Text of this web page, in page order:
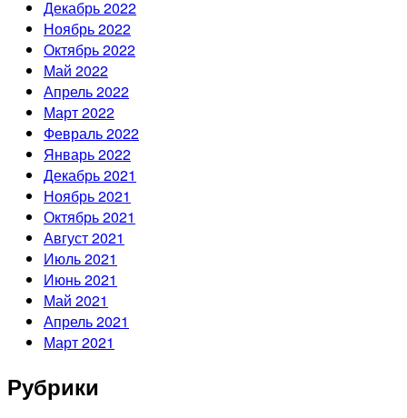
Декабрь 2022
Ноябрь 2022
Октябрь 2022
Май 2022
Апрель 2022
Март 2022
Февраль 2022
Январь 2022
Декабрь 2021
Ноябрь 2021
Октябрь 2021
Август 2021
Июль 2021
Июнь 2021
Май 2021
Апрель 2021
Март 2021
Рубрики